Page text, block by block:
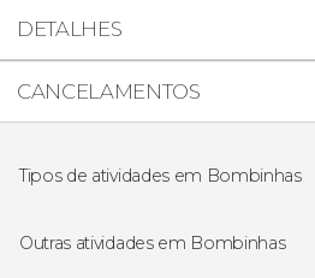
DETALHES
CANCELAMENTOS
Tipos de atividades em Bombinhas
Outras atividades em Bombinhas